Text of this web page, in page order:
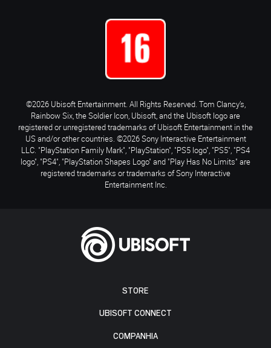
STORE
UBISOFT CONNECT
COMPANHIA
©2026 Ubisoft Entertainment. All Rights Reserved. Tom Clancy’s,
Rainbow Six, the Soldier Icon, Ubisoft, and the Ubisoft logo are
registered or unregistered trademarks of Ubisoft Entertainment in the
US and/or other countries. ©2026 Sony Interactive Entertainment
LLC. "PlayStation Family Mark", "PlayStation", "PS5 logo", "PS5", "PS4
logo", "PS4", "PlayStation Shapes Logo" and "Play Has No Limits" are
registered trademarks or trademarks of Sony Interactive
Entertainment Inc.